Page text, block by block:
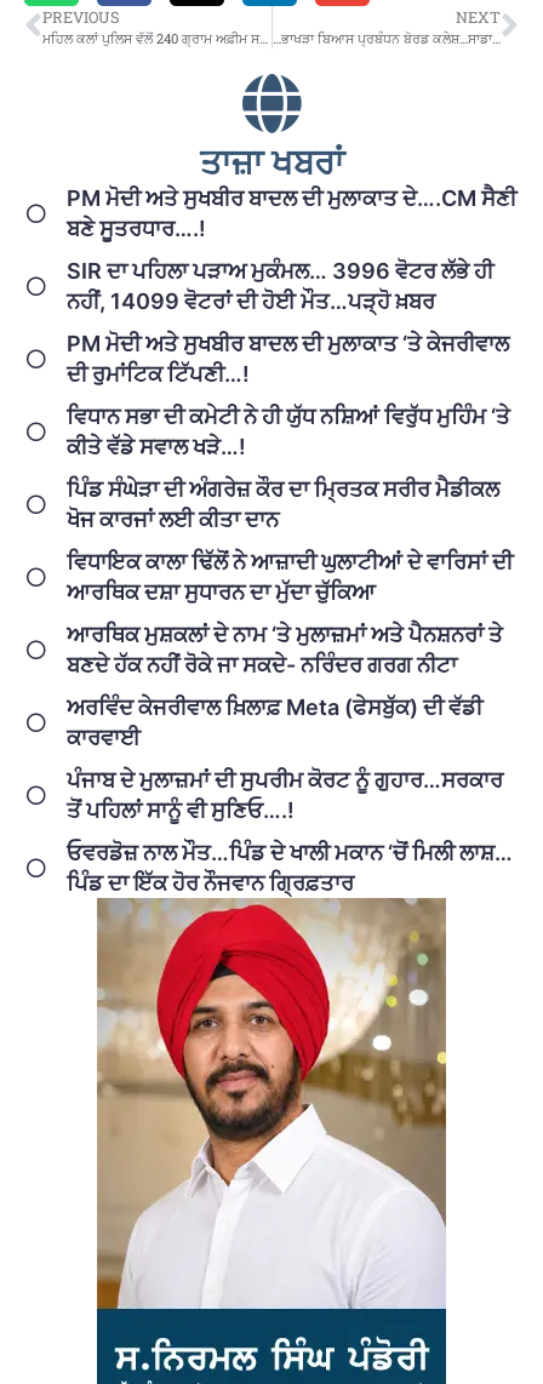
PREVIOUS
ਮਹਿਲ ਕਲਾਂ ਪੁਲਿਸ ਵੱਲੋਂ 240 ਗ੍ਰਾਮ ਅਫ਼ੀਮ ਸਮੇਤ ਇੱਕ ਕਾਬੂ
NEXT
…ਭਾਖੜਾ ਬਿਆਸ ਪ੍ਰਬੰਧਨ ਬੋਰਡ ਕਲੇਸ਼…ਸਾਡਾ 4000 ਕਰੋੜ ਰੁਪਏ ਦੇਵੋ…ਫਿਰ ਗੱਲਬਾਤ ਕਰਾਂਗੇ- ਹਿਮਾਚਲ ਪ੍ਰਦੇਸ਼
ਤਾਜ਼ਾ ਖਬਰਾਂ
PM ਮੋਦੀ ਅਤੇ ਸੁਖਬੀਰ ਬਾਦਲ ਦੀ ਮੁਲਾਕਾਤ ਦੇ….CM ਸੈਣੀ
ਬਣੇ ਸੂਤਰਧਾਰ….!
SIR ਦਾ ਪਹਿਲਾ ਪੜਾਅ ਮੁਕੰਮਲ… 3996 ਵੋਟਰ ਲੱਭੇ ਹੀ
ਨਹੀਂ, 14099 ਵੋਟਰਾਂ ਦੀ ਹੋਈ ਮੌਤ…ਪੜ੍ਹੋ ਖ਼ਬਰ
PM ਮੋਦੀ ਅਤੇ ਸੁਖਬੀਰ ਬਾਦਲ ਦੀ ਮੁਲਾਕਾਤ ‘ਤੇ ਕੇਜਰੀਵਾਲ
ਦੀ ਰੁਮਾਂਟਿਕ ਟਿੱਪਣੀ…!
ਵਿਧਾਨ ਸਭਾ ਦੀ ਕਮੇਟੀ ਨੇ ਹੀ ਯੁੱਧ ਨਸ਼ਿਆਂ ਵਿਰੁੱਧ ਮੁਹਿੰਮ ‘ਤੇ
ਕੀਤੇ ਵੱਡੇ ਸਵਾਲ ਖੜੇ…!
ਪਿੰਡ ਸੰਘੇੜਾ ਦੀ ਅੰਗਰੇਜ਼ ਕੌਰ ਦਾ ਮ੍ਰਿਤਕ ਸਰੀਰ ਮੈਡੀਕਲ
ਖੋਜ ਕਾਰਜਾਂ ਲਈ ਕੀਤਾ ਦਾਨ
ਵਿਧਾਇਕ ਕਾਲਾ ਢਿੱਲੋਂ ਨੇ ਆਜ਼ਾਦੀ ਘੁਲਾਟੀਆਂ ਦੇ ਵਾਰਿਸਾਂ ਦੀ
ਆਰਥਿਕ ਦਸ਼ਾ ਸੁਧਾਰਨ ਦਾ ਮੁੱਦਾ ਚੁੱਕਿਆ
ਆਰਥਿਕ ਮੁਸ਼ਕਲਾਂ ਦੇ ਨਾਮ ‘ਤੇ ਮੁਲਾਜ਼ਮਾਂ ਅਤੇ ਪੈਨਸ਼ਨਰਾਂ ਤੇ
ਬਣਦੇ ਹੱਕ ਨਹੀਂ ਰੋਕੇ ਜਾ ਸਕਦੇ- ਨਰਿੰਦਰ ਗਰਗ ਨੀਟਾ
ਅਰਵਿੰਦ ਕੇਜਰੀਵਾਲ ਖ਼ਿਲਾਫ਼ Meta (ਫੇਸਬੁੱਕ) ਦੀ ਵੱਡੀ
ਕਾਰਵਾਈ
ਪੰਜਾਬ ਦੇ ਮੁਲਾਜ਼ਮਾਂ ਦੀ ਸੁਪਰੀਮ ਕੋਰਟ ਨੂੰ ਗੁਹਾਰ…ਸਰਕਾਰ
ਤੋਂ ਪਹਿਲਾਂ ਸਾਨੂੰ ਵੀ ਸੁਣਿਓ….!
ਓਵਰਡੋਜ਼ ਨਾਲ ਮੌਤ…ਪਿੰਡ ਦੇ ਖਾਲੀ ਮਕਾਨ ‘ਚੋਂ ਮਿਲੀ ਲਾਸ਼…
ਪਿੰਡ ਦਾ ਇੱਕ ਹੋਰ ਨੌਜਵਾਨ ਗ੍ਰਿਫ਼ਤਾਰ